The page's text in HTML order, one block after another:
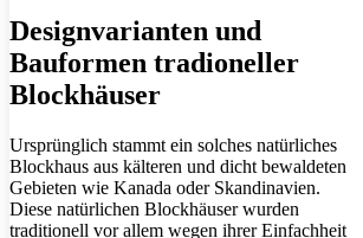
Designvarianten und
Bauformen tradioneller
Blockhäuser
Ursprünglich stammt ein solches natürliches
Blockhaus aus kälteren und dicht bewaldeten
Gebieten wie Kanada oder Skandinavien.
Diese natürlichen Blockhäuser wurden
traditionell vor allem wegen ihrer Einfachheit